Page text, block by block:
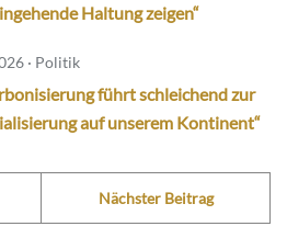
Haltung zeigen“
· Politik
führt schleichend zur
auf unserem Kontinent“
Nächster Beitrag